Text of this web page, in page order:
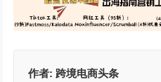
作者: 跨境电商头条